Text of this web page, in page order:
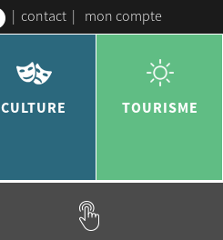
| contact | mon compte
CULTURE TOURISME